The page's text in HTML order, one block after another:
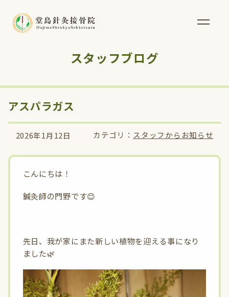
スタッフブログ
アスパラガス
2026年1月12日 カテゴリ： スタッフからお知らせ
こんにちは！
鍼灸師の門野です😊
先日、我が家にまた新しい植物を迎える事になり
ました🌿